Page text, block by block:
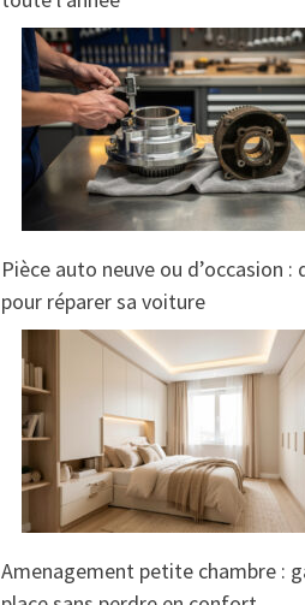
Pièce auto neuve ou d’occasion :
pour réparer sa voiture
Amenagement petite chambre :